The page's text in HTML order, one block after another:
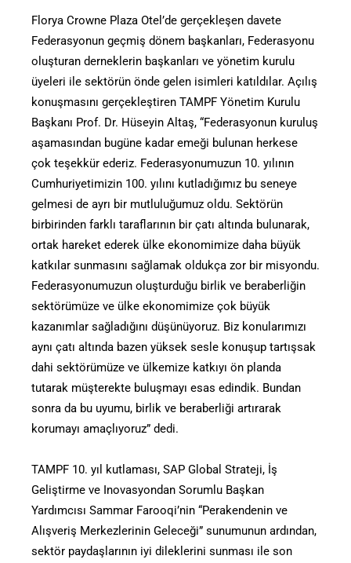
Florya Crowne Plaza Otel’de gerçekleşen davete
Federasyonun geçmiş dönem başkanları, Federasyonu
oluşturan derneklerin başkanları ve yönetim kurulu
üyeleri ile sektörün önde gelen isimleri katıldılar. Açılış
konuşmasını gerçekleştiren TAMPF Yönetim Kurulu
Başkanı Prof. Dr. Hüseyin Altaş, “Federasyonun kuruluş
aşamasından bugüne kadar emeği bulunan herkese
çok teşekkür ederiz. Federasyonumuzun 10. yılının
Cumhuriyetimizin 100. yılını kutladığımız bu seneye
gelmesi de ayrı bir mutluluğumuz oldu. Sektörün
birbirinden farklı taraflarının bir çatı altında bulunarak,
ortak hareket ederek ülke ekonomimize daha büyük
katkılar sunmasını sağlamak oldukça zor bir misyondu.
Federasyonumuzun oluşturduğu birlik ve beraberliğin
sektörümüze ve ülke ekonomimize çok büyük
kazanımlar sağladığını düşünüyoruz. Biz konularımızı
aynı çatı altında bazen yüksek sesle konuşup tartışsak
dahi sektörümüze ve ülkemize katkıyı ön planda
tutarak müşterekte buluşmayı esas edindik. Bundan
sonra da bu uyumu, birlik ve beraberliği artırarak
korumayı amaçlıyoruz” dedi.
TAMPF 10. yıl kutlaması, SAP Global Strateji, İş
Geliştirme ve Inovasyondan Sorumlu Başkan
Yardımcısı Sammar Farooqi’nin “Perakendenin ve
Alışveriş Merkezlerinin Geleceği” sunumunun ardından,
sektör paydaşlarının iyi dileklerini sunması ile son